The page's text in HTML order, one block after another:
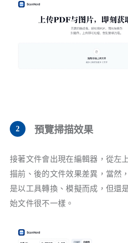
預覽掃描效果
接著文件會出現在編輯器，從左
描前、後的文件效果差異，當然
是以工具轉換、模擬而成，但還
始文件很不一樣。